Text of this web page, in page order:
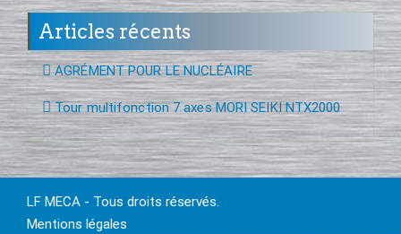
Articles récents
AGRÉMENT POUR LE NUCLÉAIRE
Tour multifonction 7 axes MORI SEIKI NTX2000
LF MECA - Tous droits réservés.
Mentions légales